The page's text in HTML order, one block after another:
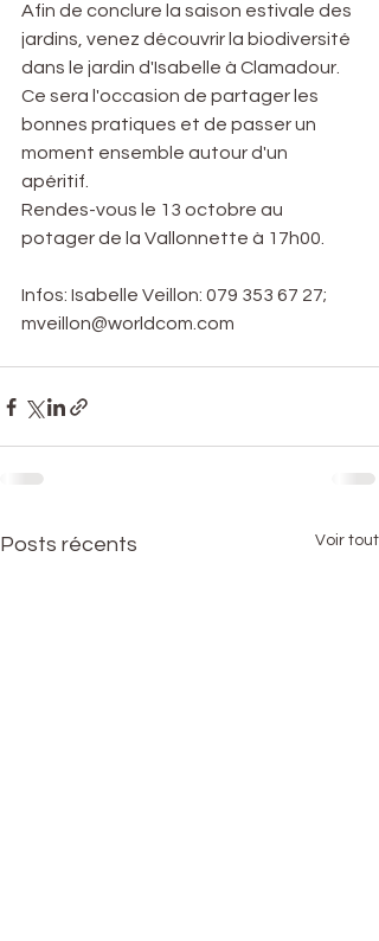
Afin de conclure la saison estivale des
jardins, venez découvrir la biodiversité
dans le jardin d'Isabelle à Clamadour.
Ce sera l'occasion de partager les
bonnes pratiques et de passer un
moment ensemble autour d'un
apéritif.
Rendes-vous le 13 octobre au
potager de la Vallonnette à 17h00.
Infos: Isabelle Veillon: 079 353 67 27;
mveillon@worldcom.com
Posts récents Voir tout